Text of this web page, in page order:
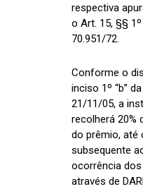
respectiva
o Art. 15, §§
70.951/72.
Conforme o
inciso 1º “b”
21/11/05, a
recolherá 20%
do prêmio, até
subsequente
ocorrência
através de